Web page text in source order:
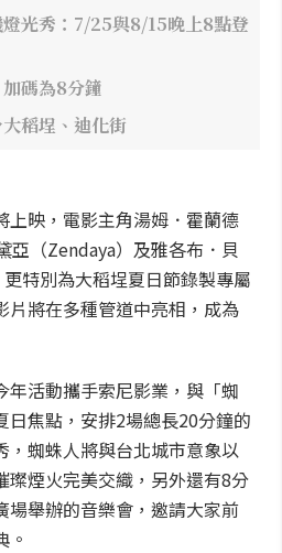
光秀：7/25與8/15晚上8點登
碼為8分鐘
稻埕、迪化街
上映，電影主角湯姆．霍蘭德
亞（Zendaya）及雅各布．貝
特別為大稻埕夏日節錄製專屬
片將在多種管道中亮相，成為
年活動攜手索尼影業，與「蜘
日焦點，安排2場總長20分鐘的
，蜘蛛人將與台北城市意象以
璨煙火完美交織，另外還有8分
場舉辦的音樂會，邀請大家前
。